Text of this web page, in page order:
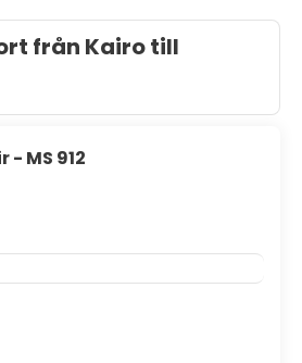
från Kairo till
- MS 912